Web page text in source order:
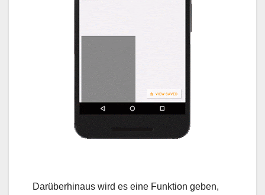
Darüberhinaus wird es eine Funktion geben,